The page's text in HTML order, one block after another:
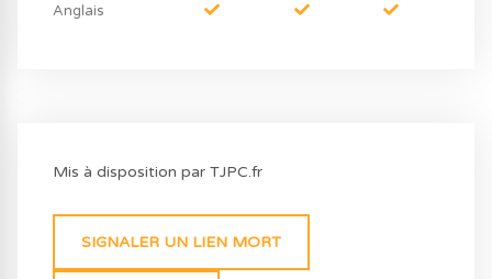
Anglais
Mis à disposition par TJPC.fr
SIGNALER UN LIEN MORT